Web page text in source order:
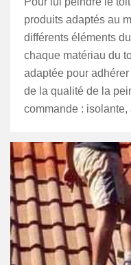
produits adaptés au
différents éléments
chaque matériau du
adaptée pour
de la qualité de la
commande :